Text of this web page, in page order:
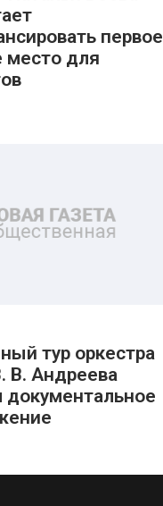
первое
место для
тур оркестра
В. Андреева
документальное